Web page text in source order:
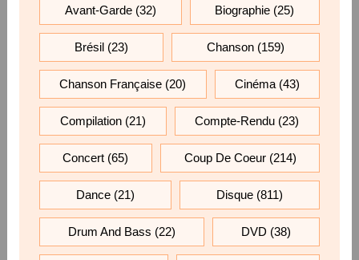
Avant-Garde(32) Biographie (25)
Brésil(23) Chanson (159)
Chanson Française (20) Cinéma(43)
Compilation(21) Compte-Rendu (23)
Concert (65) Coup De Coeur(214)
Dance(21) Disque (811)
Drum And Bass (22) DVD (38)